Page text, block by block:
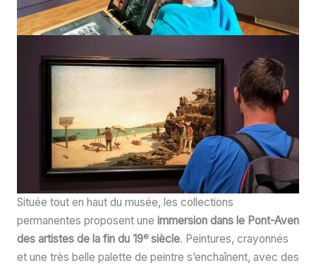
Située tout en haut du musée, les collections
permanentes proposent une immersion dans le Pont-Aven
des artistes de la fin du 19esiècle. Peintures, crayonnés
et une très belle palette de peintre s’enchaînent, avec des